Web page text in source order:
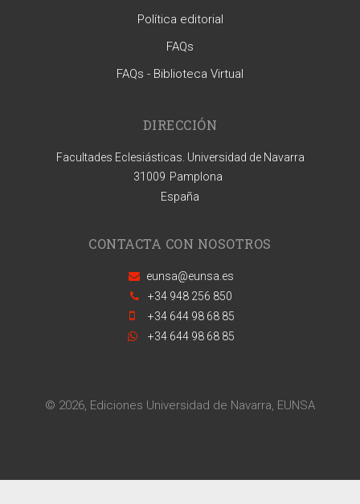
Política editorial
FAQs
FAQs - Biblioteca Virtual
DIRECCIÓN
Facultades Eclesiásticas. Universidad de Navarra
31009 Pamplona
España
CONTACTA CON NOSOTROS
eunsa@eunsa.es
+34 948 256 850
+34 644 98 68 85
+34 644 98 68 85
© 2026, Ediciones Universidad de Navarra, EUNSA